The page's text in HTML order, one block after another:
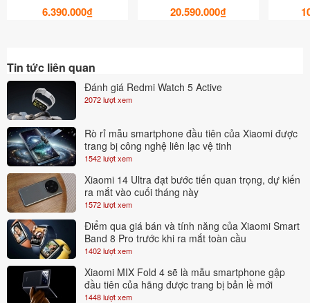
gian lưu trữ rộng rãi cho thực phẩm và đồ uống.
Tủ lạnh hai cánh Xiaomi Mijia 185L có thiết kế bên ngoài tối giản,
với phần tay cầm được ẩn đi giúp bề mặt tủ phẳng và sang trọng
hơn.
Bên cạnh đấy phía ngoài mặt tủ sử dụng tấm kim loại cao cấp
PCM, tạo cảm giác đẹp và dễ dàng vệ sinh.
Không gian lưu trữ 185L cho phép tủ 2 cánh xiaomi Mijia có thể
đáp ứng gia đình 4 thành viên: Cung cấp thực phẩm 3 bữa một
ngày, hay các ngày lễ tết. Với tủ mát là 127L và tủ đông 58L.
Tuy có dung tích khá lớn nhưng kích thước của tủ lạnh Mijia
không hề tốn diện tích chỉ khoảng 0,3 m2. Bạn có thể dễ dàng đặt
tủ ở nhiều vị trí mà không gặp khó khăn.
6.390.000₫ 20.590.000₫
Tin tức liên quan
Đánh giá Redmi Watch 5 Active
2072 lượt xem
Rò rỉ mẫu smartphone đầu tiên của Xiaomi được
trang bị công nghệ liên lạc vệ tinh
1542 lượt xem
Xiaomi 14 Ultra đạt bước tiến quan trọng, dự kiến
ra mắt vào cuối tháng này
1572 lượt xem
Điểm qua giá bán và tính năng của Xiaomi Smart
Band 8 Pro trước khi ra mắt toàn cầu
1402 lượt xem
Xiaomi MIX Fold 4 sẽ là mẫu smartphone gập
đầu tiên của hãng được trang bị bản lề mới
1448 lượt xem